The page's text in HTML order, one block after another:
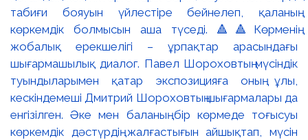
табиғи бояуын үйлестіре бейнелеп, қаланың
көркемдік болмысын аша түседі. 🔺🔺Көрменің
жобалық ерекшелігі – ұрпақтар арасындағы
шығармашылық диалог. Павел Шороховтың мүсіндік
туындыларымен қатар экспозицияға оның ұлы,
кескіндемеші Дмитрий Шороховтың шығармалары да
енгізілген. Әке мен баланың бір көрмеде тоғысуы
көркемдік дәстүрдің жалғастығын айшықтап, мүсін